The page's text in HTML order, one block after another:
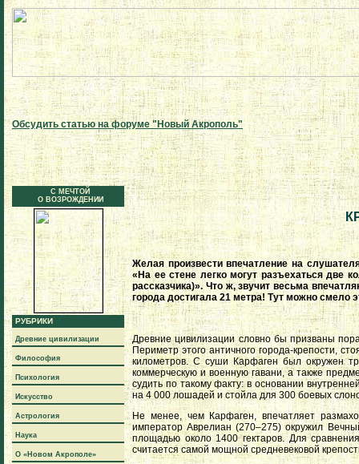
Обсудить статью на форуме "Новый Акрополь"
С МЕЧТОЙ
О ВОЗРОЖДЕНИИ
РУБРИКИ
Древние цивилизации
Философия
Психология
Искусство
Астрология
Наука
О «Новом Акрополе»
Желая произвести впечатление на
«На ее стене легко могут разъехаться две
рассказчика)». Что ж, звучит весьма
города достигала 21 метра! Тут можно смело
Древние цивилизации словно бы призваны
Периметр этого античного города-крепости,
километров. С суши Карфаген был окружен
коммерческую и военную гавани, а также
судить по такому факту: в основании
на 4 000 лошадей и стойла для 300 боевых
Не менее, чем Карфаген, впечатляет
император Аврелиан (270–275) окружил
площадью около 1400 гектаров. Для
считается самой мощной средневековой